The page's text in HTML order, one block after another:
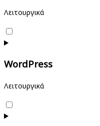
Λειτουργικά
Consent
to
woocommerce
WordPress
Λειτουργικά
Consent
to